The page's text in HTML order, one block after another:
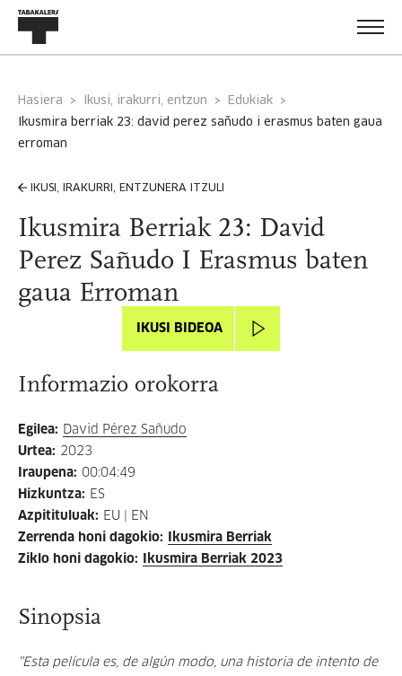
Hasiera Ikusi, irakurri, entzun
Edukiak
erroman
IKUSI, IRAKURRI, ENTZUNERA ITZULI
Ikusmira Berriak 23: David
Perez Sañudo I Erasmus baten
gaua Erroman
IKUSI BIDEOA
Informazio orokorra
Egilea: David Pérez Sañudo
Urtea: 2023
Iraupena: 00:04:49
Hizkuntza: ES
Azpitituluak: EU | EN
Zerrenda honi dagokio:
Ikusmira Berriak
Ziklo honi dagokio: Ikusmira Berriak 2023
Sinopsia
"Esta película es, de algún modo, una historia de intento de